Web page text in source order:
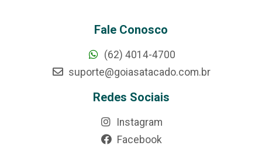
Fale Conosco
(62) 4014-4700
suporte@goiasatacado.com.br
Redes Sociais
Instagram
Facebook